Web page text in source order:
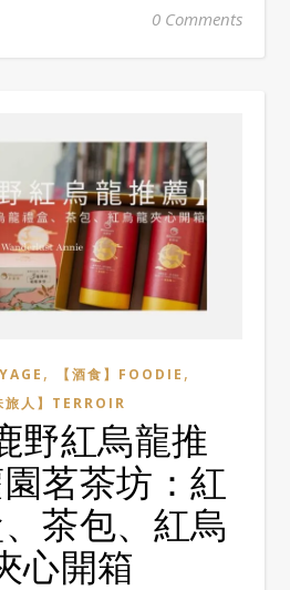
0 Comments
, 【酒食】FOODIE ,
旅人】TERROIR
野紅烏龍推
茗茶坊：紅
茶包、紅烏
心開箱